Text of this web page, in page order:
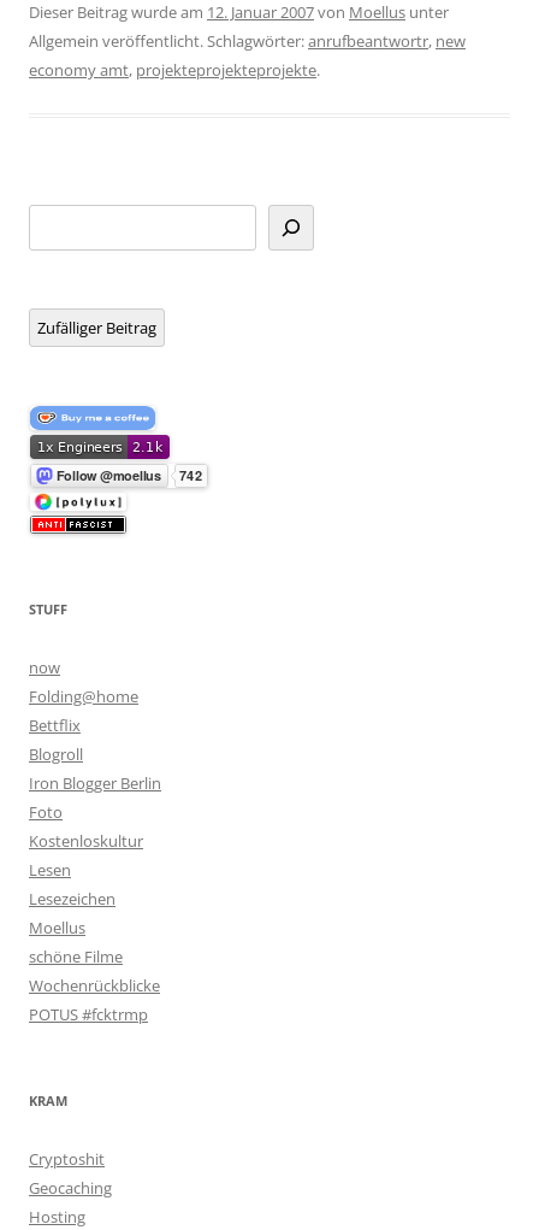
Dieser Beitrag wurde am 12. Januar 2007von Moellus unter
Allgemein veröffentlicht. Schlagwörter:anrufbeantwortr, new
economy amt, projekteprojekteprojekte.
Zufälliger Beitrag
STUFF
now
Folding@home
Bettflix
Blogroll
Iron Blogger Berlin
Foto
Kostenloskultur
Lesen
Lesezeichen
Moellus
schöne Filme
Wochenrückblicke
POTUS #fcktrmp
KRAM
Cryptoshit
Geocaching
Hosting